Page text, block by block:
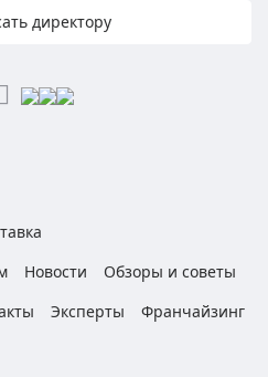
директору
Новости
Обзоры и советы
Эксперты
Франчайзинг